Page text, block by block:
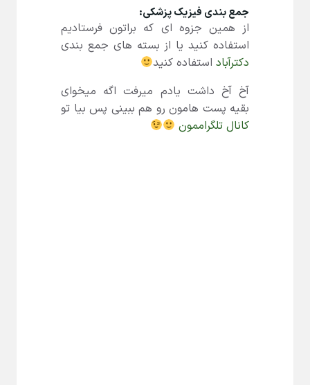
جمع بندی فیزیک پزشکی:
از همین جزوه ای که براتون فرستادیم
استفاده کنید یا از بسته های جمع بندی
دکترآباد استفاده کنید
آخ آخ داشت یادم میرفت اگه میخوای
بقیه پست هامون رو هم ببینی پس بیا تو
کانال تلگراممون